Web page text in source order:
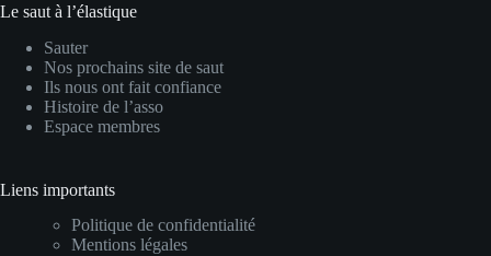
Le saut à l’élastique
Sauter
Nos prochains site de saut
Ils nous ont fait confiance
Histoire de l’asso
Espace membres
Liens importants
Politique de confidentialité
Mentions légales